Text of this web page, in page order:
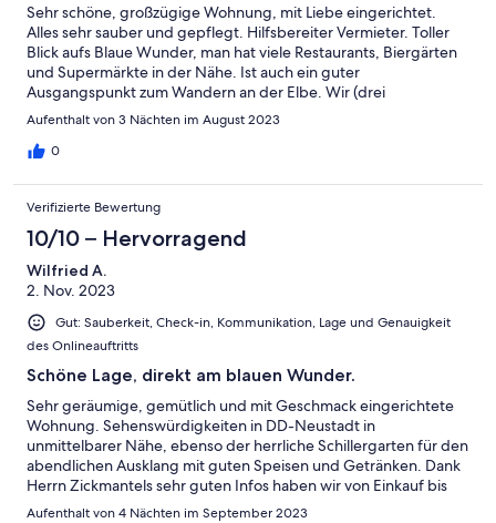
Sehr schöne, großzügige Wohnung, mit Liebe eingerichtet.
Alles sehr sauber und gepflegt. Hilfsbereiter Vermieter. Toller
Blick aufs Blaue Wunder, man hat viele Restaurants, Biergärten
und Supermärkte in der Nähe. Ist auch ein guter
Ausgangspunkt zum Wandern an der Elbe. Wir (drei
Freundinnen + ein Kleinkind) waren sehr zufrieden!
Aufenthalt von 3 Nächten im August 2023
0
Verifizierte Bewertung
10/10 – Hervorragend
Wilfried A.
2. Nov. 2023
Gut: Sauberkeit, Check-in, Kommunikation, Lage und Genauigkeit
des Onlineauftritts
Schöne Lage, direkt am blauen Wunder.
Sehr geräumige, gemütlich und mit Geschmack eingerichtete
Wohnung. Sehenswürdigkeiten in DD-Neustadt in
unmittelbarer Nähe, ebenso der herrliche Schillergarten für den
abendlichen Ausklang mit guten Speisen und Getränken. Dank
Herrn Zickmantels sehr guten Infos haben wir von Einkauf bis
Gaststätten alles schnell gefunden.
Aufenthalt von 4 Nächten im September 2023